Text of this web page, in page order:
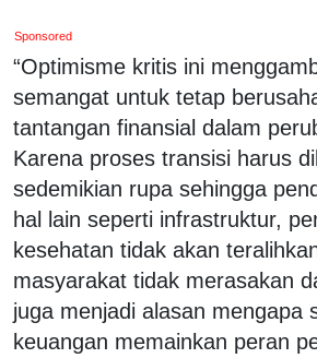
Sponsored
“Optimisme kritis ini
semangat untuk tetap
tantangan finansial dalam
Karena proses transisi harus
sedemikian rupa sehingga
hal lain seperti infrastruktur,
kesehatan tidak akan
masyarakat tidak merasakan
juga menjadi alasan mengapa
keuangan memainkan peran